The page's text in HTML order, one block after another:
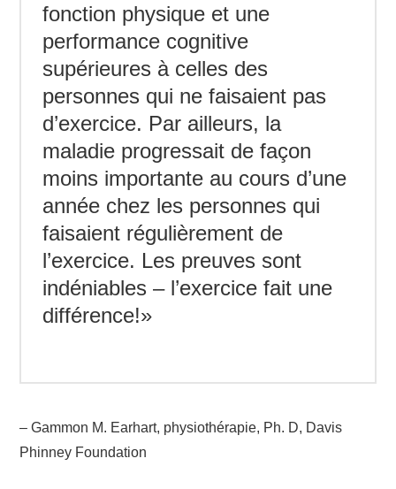
fonction physique et une
performance cognitive
supérieures à celles des
personnes qui ne faisaient pas
d’exercice. Par ailleurs, la
maladie progressait de façon
moins importante au cours d’une
année chez les personnes qui
faisaient régulièrement de
l’exercice. Les preuves sont
indéniables – l’exercice fait une
différence!»
– Gammon M. Earhart, physiothérapie, Ph. D, Davis
Phinney Foundation